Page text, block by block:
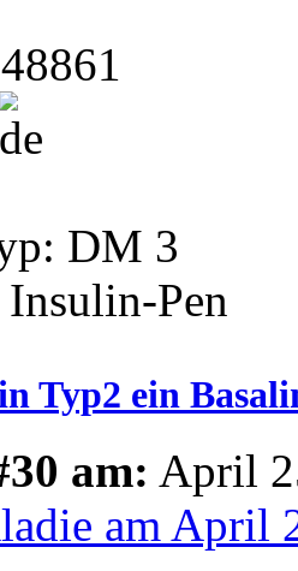
DM 3
Pen
Typ2 ein
am: April
am April